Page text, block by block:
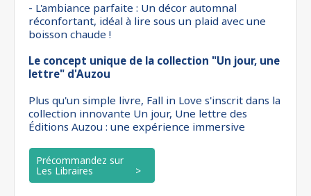
- L'ambiance parfaite : Un décor automnal
réconfortant, idéal à lire sous un plaid avec une
boisson chaude !
Le concept unique de la collection "Un jour, une
lettre" d'Auzou
Plus qu'un simple livre, Fall in Love s'inscrit dans la
collection innovante Un jour, Une lettre des
Éditions Auzou : une expérience immersive
Précommandez sur
Les Libraires